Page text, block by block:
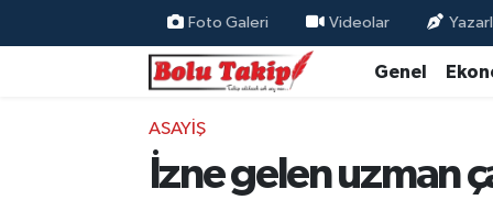
Foto Galeri Videolar
Genel
ASAYIŞ
İzne gelen uzman